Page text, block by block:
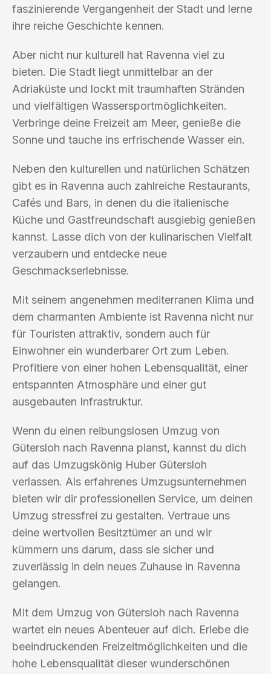
faszinierende Vergangenheit der Stadt und lerne
ihre reiche Geschichte kennen.
Aber nicht nur kulturell hat Ravenna viel zu
bieten. Die Stadt liegt unmittelbar an der
Adriaküste und lockt mit traumhaften Stränden
und vielfältigen Wassersportmöglichkeiten.
Verbringe deine Freizeit am Meer, genieße die
Sonne und tauche ins erfrischende Wasser ein.
Neben den kulturellen und natürlichen Schätzen
gibt es in Ravenna auch zahlreiche Restaurants,
Cafés und Bars, in denen du die italienische
Küche und Gastfreundschaft ausgiebig genießen
kannst. Lasse dich von der kulinarischen Vielfalt
verzaubern und entdecke neue
Geschmackserlebnisse.
Mit seinem angenehmen mediterranen Klima und
dem charmanten Ambiente ist Ravenna nicht nur
für Touristen attraktiv, sondern auch für
Einwohner ein wunderbarer Ort zum Leben.
Profitiere von einer hohen Lebensqualität, einer
entspannten Atmosphäre und einer gut
ausgebauten Infrastruktur.
Wenn du einen reibungslosen Umzug von
Gütersloh nach Ravenna planst, kannst du dich
auf das Umzugskönig Huber Gütersloh
verlassen. Als erfahrenes Umzugsunternehmen
bieten wir dir professionellen Service, um deinen
Umzug stressfrei zu gestalten. Vertraue uns
deine wertvollen Besitztümer an und wir
kümmern uns darum, dass sie sicher und
zuverlässig in dein neues Zuhause in Ravenna
gelangen.
Mit dem Umzug von Gütersloh nach Ravenna
wartet ein neues Abenteuer auf dich. Erlebe die
beeindruckenden Freizeitmöglichkeiten und die
hohe Lebensqualität dieser wunderschönen